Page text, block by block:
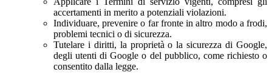
accertamenti in merito a potenziali violazioni.
Individuare, prevenire o far fronte in altro modo a frodi,
problemi tecnici o di sicurezza.
Tutelare i diritti, la proprietà o la sicurezza di Google,
degli utenti di Google o del pubblico, come richiesto o
consentito dalla legge.